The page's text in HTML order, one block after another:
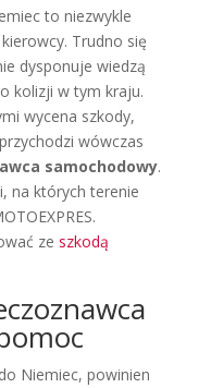
to niezwykle
Trudno się
dysponuje wiedzą
kolizji w tym kraju.
wycena szkody,
wówczas
samochodowy.
na których terenie
ze szkodą
Niemiec, powinien